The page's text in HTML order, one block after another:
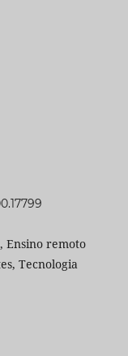
Ensino remoto
Tecnologia